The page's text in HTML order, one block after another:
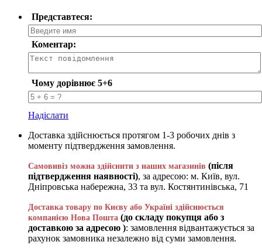
Представтеся:
Коментар:
Чому дорівнює 5+6
Надіслати
Доставка здійснюється протягом 1-3 робочих днів з
моменту підтвердження замовлення.
Самовивіз можна здійснити з наших магазинів (після
підтвердження наявності), за адресою: м. Київ, вул.
Дніпровська набережна, 33 та вул. Костянтинівська, 71
Доставка товару по Києву або Україні здійснюється
компанією Нова Пошта (до складу покупця або з
доставкою за адресою ): замовлення відвантажується за
рахунок замовника незалежно від суми замовлення.